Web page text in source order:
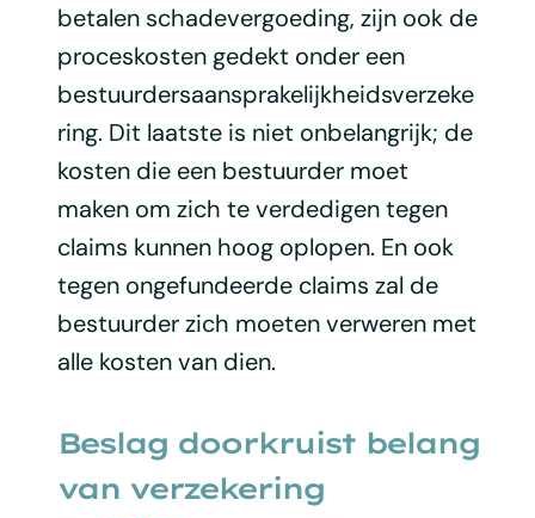
betalen schadevergoeding, zijn ook de
proceskosten gedekt onder een
bestuurdersaansprakelijkheidsverzeke
ring. Dit laatste is niet onbelangrijk; de
kosten die een bestuurder moet
maken om zich te verdedigen tegen
claims kunnen hoog oplopen. En ook
tegen ongefundeerde claims zal de
bestuurder zich moeten verweren met
alle kosten van dien.
Beslag doorkruist belang
van verzekering